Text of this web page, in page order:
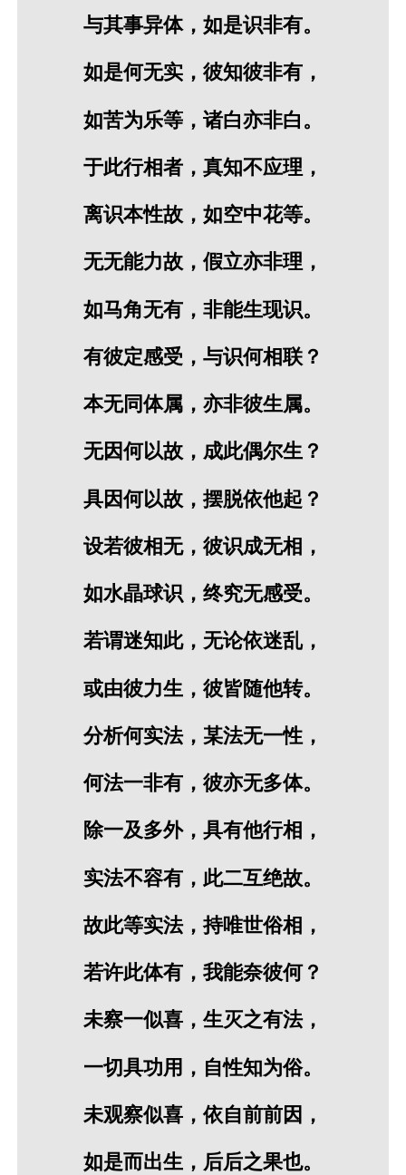
与其事异体，如是识非有。
如是何无实，彼知彼非有，
如苦为乐等，诸白亦非白。
于此行相者，真知不应理，
离识本性故，如空中花等。
无无能力故，假立亦非理，
如马角无有，非能生现识。
有彼定感受，与识何相联？
本无同体属，亦非彼生属。
无因何以故，成此偶尔生？
具因何以故，摆脱依他起？
设若彼相无，彼识成无相，
如水晶球识，终究无感受。
若谓迷知此，无论依迷乱，
或由彼力生，彼皆随他转。
分析何实法，某法无一性，
何法一非有，彼亦无多体。
除一及多外，具有他行相，
实法不容有，此二互绝故。
故此等实法，持唯世俗相，
若许此体有，我能奈彼何？
未察一似喜，生灭之有法，
一切具功用，自性知为俗。
未观察似喜，依自前前因，
如是而出生，后后之果也。